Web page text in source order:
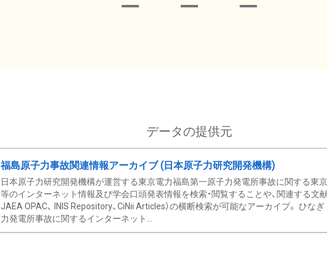
データの提供元
福島原子力事故関連情報アーカイブ (日本原子力研究開発機構)
日本原子力研究開発機構が運営する東京電力福島第一原子力発電所事故に関する東京
等のインターネット情報及び学会口頭発表情報を検索・閲覧することや、関連する文
JAEA OPAC、 INIS Repository、CiNii Articles）の横断検索が可能なアーカイブ。 ひな
力発電所事故に関するインターネット...